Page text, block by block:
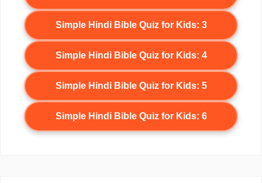
Simple Hindi Bible Quiz for Kids: 3
Simple Hindi Bible Quiz for Kids: 4
Simple Hindi Bible Quiz for Kids: 5
Simple Hindi Bible Quiz for Kids: 6